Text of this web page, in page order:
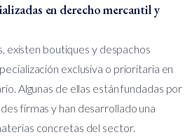
en derecho mercantil y
existen boutiques y despachos
exclusiva o prioritaria en
Algunas de ellas están fundadas por
firmas y han desarrollado una
concretas del sector.